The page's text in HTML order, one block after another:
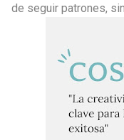
de seguir patrones,